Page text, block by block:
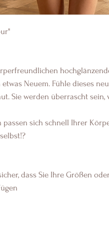
etwas Neuem. Fühle dieses
Sie werden überrascht sein,
sich schnell Ihrer
dass Sie Ihre Größen